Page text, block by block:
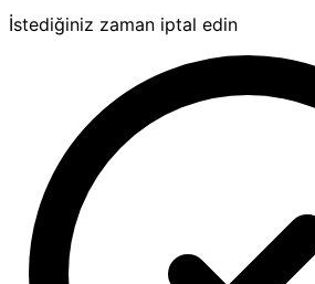
İstediğiniz zaman iptal edin